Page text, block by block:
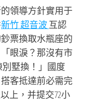
領導方針實用于
新竹 超音波 互認
票換取水瓶座的
眼淚？那沒有市
墅換！」國度
客抵達前必需完
上，并提交72小